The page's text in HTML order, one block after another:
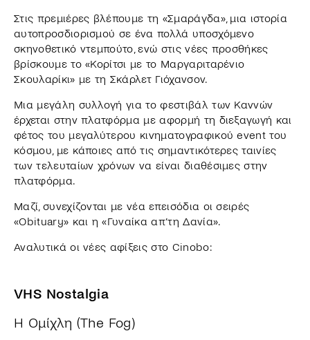
Στις πρεμιέρες βλέπουμε τη «Σμαράγδα», μια ιστορία
αυτοπροσδιορισμού σε ένα πολλά υποσχόμενο
σκηνοθετικό ντεμπούτο, ενώ στις νέες προσθήκες
βρίσκουμε το «Κορίτσι με το Μαργαριταρένιο
Σκουλαρίκι» με τη Σκάρλετ Γιόχανσον.
Μια μεγάλη συλλογή για το φεστιβάλ των Καννών
έρχεται στην πλατφόρμα με αφορμή τη διεξαγωγή και
φέτος του μεγαλύτερου κινηματογραφικού event του
κόσμου, με κάποιες από τις σημαντικότερες ταινίες
των τελευταίων χρόνων να είναι διαθέσιμες στην
πλατφόρμα.
Μαζί, συνεχίζονται με νέα επεισόδια οι σειρές
«Obituary» και η «Γυναίκα απ’τη Δανία».
Αναλυτικά οι νέες αφίξεις στο Cinobo:
VHS Nostalgia
Η Ομίχλη (The Fog)